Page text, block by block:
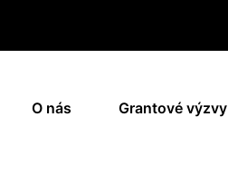
O nás Grantové výzvy